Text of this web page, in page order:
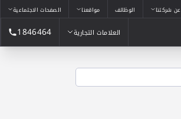
عن شركتنا الوظائف مواقعنا الصفحات الاجتماعية
العلامات التجارية 1846464